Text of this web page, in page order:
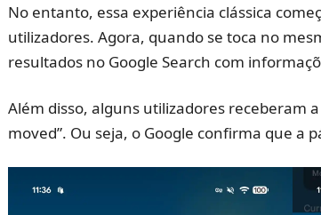
No entanto, essa experiência clássica
utilizadores. Agora, quando se toca no
resultados no Google Search com
Além disso, alguns utilizadores receberam
moved”. Ou seja, o Google confirma que a